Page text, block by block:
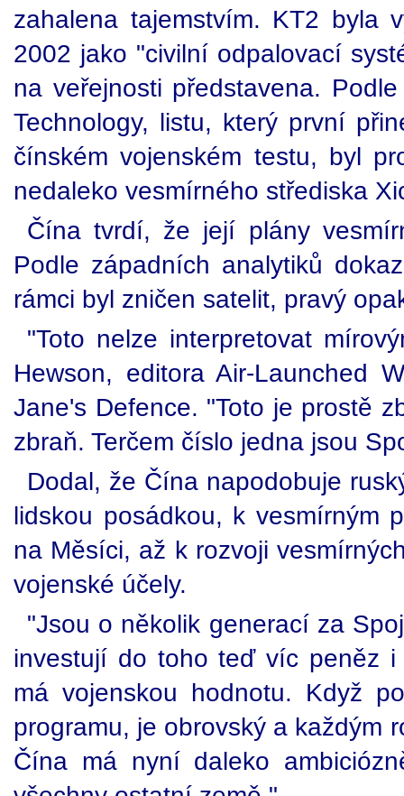
zahalena tajemstvím. KT2 byla
2002 jako "civilní odpalovací
na veřejnosti představena.
Technology, listu, který první
čínském vojenském testu, byl
nedaleko vesmírného střediska
Čína tvrdí, že její plány
Podle západních analytiků
rámci byl zničen satelit, pravý
"Toto nelze interpretovat
Hewson, editora Air-Launched
Jane's Defence. "Toto je prostě
zbraň. Terčem číslo jedna jsou
Dodal, že Čína napodobuje
lidskou posádkou, k vesmírným
na Měsíci, až k rozvoji
vojenské účely.
"Jsou o několik generací za
investují do toho teď víc peněz
má vojenskou hodnotu. Když
programu, je obrovský a každým
Čína má nyní daleko